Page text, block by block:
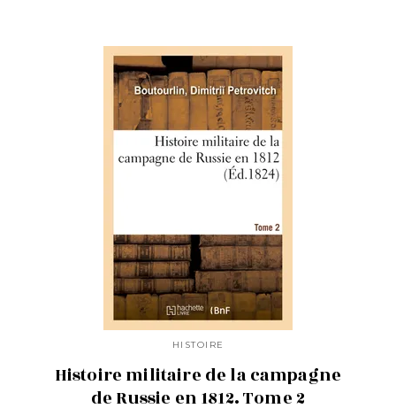
HISTOIRE
Histoire militaire de la campagne
de Russie en 1812. Tome 2